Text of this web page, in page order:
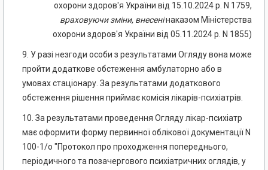
охорони здоров'я України від 15.10.2024 р. N 1759,
враховуючи зміни, внесенінаказом Міністерства
охорони здоров'я України від 05.11.2024 р. N 1855)
9. У разі незгоди особи з результатами Огляду вона може
пройти додаткове обстеження амбулаторно або в
умовах стаціонару. За результатами додаткового
обстеження рішення приймає комісія лікарів-психіатрів.
10. За результатами проведення Огляду лікар-психіатр
має оформити форму первинної облікової документації N
100-1/о "Протокол про проходження попереднього,
періодичного та позачергового психіатричних оглядів, у